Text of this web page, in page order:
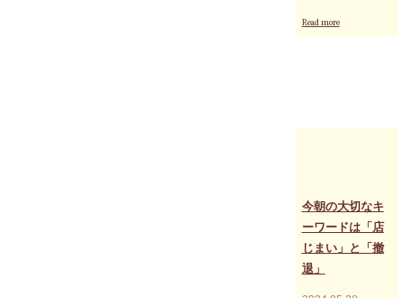
Read more
ン
で
訪
る
今朝の大切なキ
ーワードは「店
じまい」と「撤
退」